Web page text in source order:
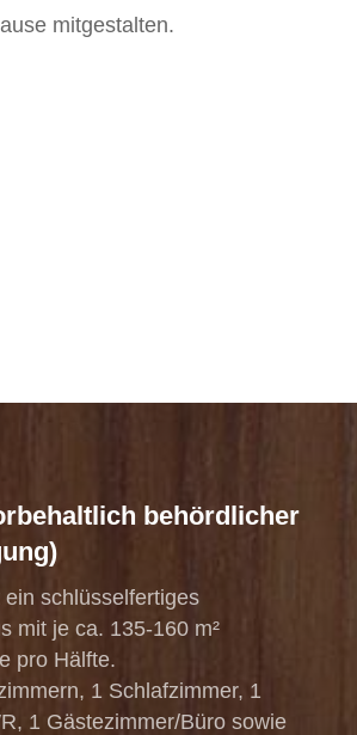
mitgestalten.
behördlicher
ein schlüsselfertiges
mit je ca. 135-160 m²
pro Hälfte.
1 Schlafzimmer, 1
1 Gästezimmer/Büro sowie